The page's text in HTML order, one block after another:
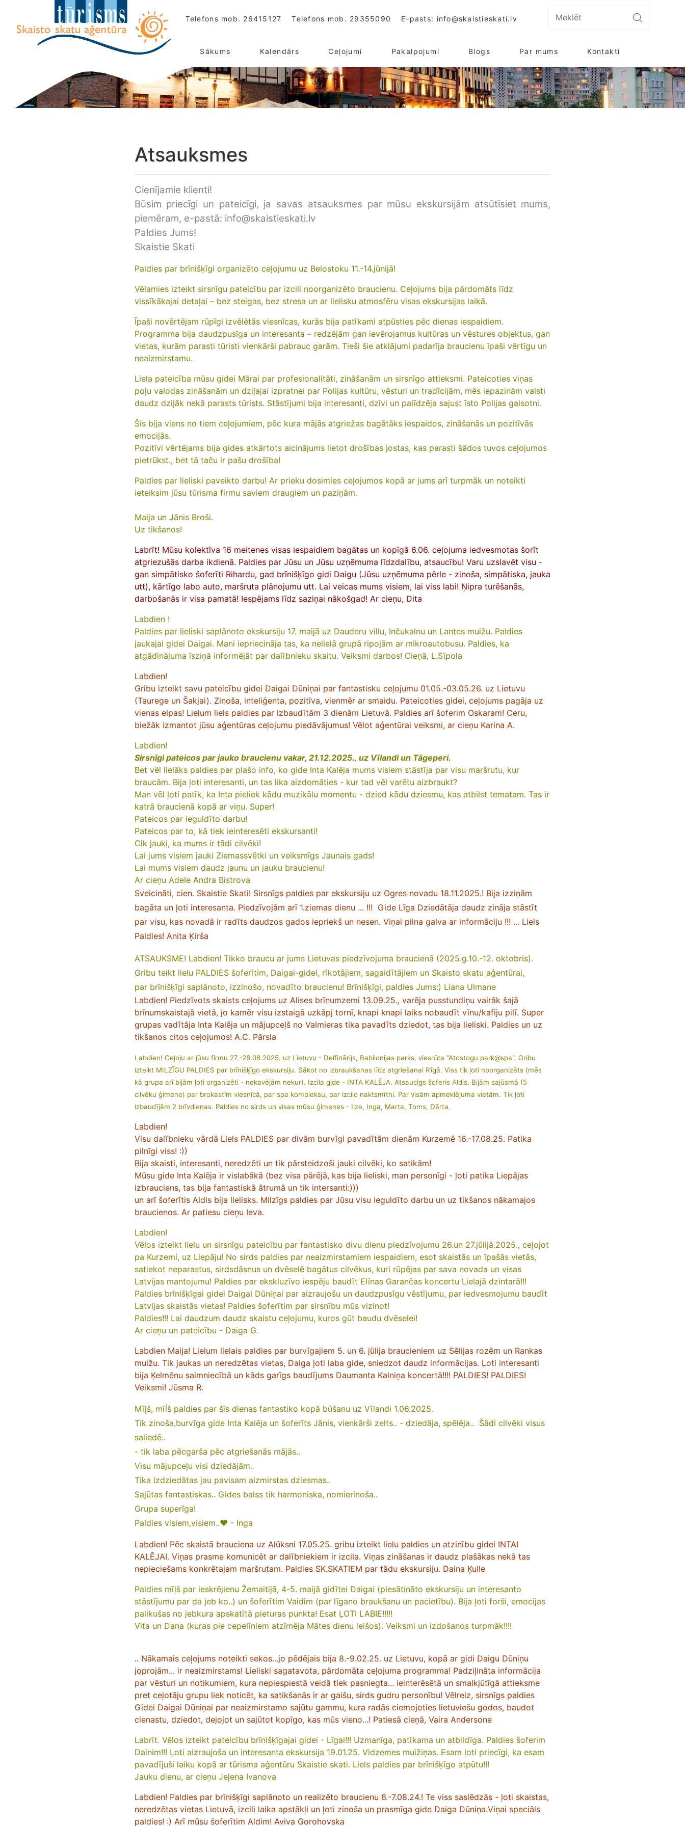
Telefons mob. 26415127 Telefons mob. 29355090 E-pasts: info@skaistieskati.lv
Sākums Kalendārs Ceļojumi Pakalpojumi Blogs Par mums Kontakti
Atsauksmes
Cienījamie klienti!
Būsim priecīgi un pateicīgi, ja savas atsauksmes par mūsu ekskursijām atsūtīsiet mums,
piemēram, e-pastā: info@skaistieskati.lv
Paldies Jums!
Skaistie Skati
Paldies par brīnišķīgi organizēto ceļojumu uz Belostoku 11.-14.jūnijā!
Vēlamies izteikt sirsnīgu pateicību par izcili noorganizēto braucienu. Ceļojums bija pārdomāts līdz
vissīkākajai detaļai – bez steigas, bez stresa un ar lielisku atmosfēru visas ekskursijas laikā.
Īpaši novērtējam rūpīgi izvēlētās viesnīcas, kurās bija patīkami atpūsties pēc dienas iespaidiem.
Programma bija daudzpusīga un interesanta – redzējām gan ievērojamus kultūras un vēstures objektus, gan
vietas, kurām parasti tūristi vienkārši pabrauc garām. Tieši šie atklājumi padarīja braucienu īpaši vērtīgu un
neaizmirstamu.
Liela pateicība mūsu gidei Mārai par profesionalitāti, zināšanām un sirsnīgo attieksmi. Pateicoties viņas
poļu valodas zināšanām un dziļajai izpratnei par Polijas kultūru, vēsturi un tradīcijām, mēs iepazinām valsti
daudz dziļāk nekā parasts tūrists. Stāstījumi bija interesanti, dzīvi un palīdzēja sajust īsto Polijas gaisotni.
Šis bija viens no tiem ceļojumiem, pēc kura mājās atgriežas bagātāks iespaidos, zināšanās un pozitīvās
emocijās.
Pozitīvi vērtējams bija gides atkārtots aicinājums lietot drošības jostas, kas parasti šādos tuvos ceļojumos
pietrūkst., bet tā taču ir pašu drošība!
Paldies par lieliski paveikto darbu! Ar prieku dosimies ceļojumos kopā ar jums arī turpmāk un noteikti
ieteiksim jūsu tūrisma firmu saviem draugiem un paziņām.
Maija un Jānis Broši.
Uz tikšanos!
Labrīt! Mūsu kolektīva 16 meitenes visas iespaidiem bagātas un kopīgā 6.06. ceļojuma iedvesmotas šorīt
atgriezušās darba ikdienā. Paldies par Jūsu un Jūsu uzņēmuma līdzdalību, atsaucību! Varu uzslavēt visu -
gan simpātisko šoferīti Rihardu, gad brīnišķīgo gidi Daigu (Jūsu uzņēmuma pērle - zinoša, simpātiska, jauka
utt), kārtīgo labo auto, maršruta plānojumu utt. Lai veicas mums visiem, lai viss labi! Ņipra turēšanās,
darbošanās ir visa pamatā! Iespējams līdz saziņai nākošgad! Ar cieņu, Dita
Labdien !
Paldies par lieliski saplānoto ekskursiju 17. maijā uz Dauderu villu, Inčukalnu un Lantes muižu. Paldies
jaukajai gidei Daigai. Mani iepriecināja tas, ka nelielā grupā ripojām ar mikroautobusu. Paldies, ka
atgādinājuma īsziņā informējāt par dalībnieku skaitu. Veiksmi darbos! Cieņā, L.Sīpola
Labdien!
Gribu izteikt savu pateicību gidei Daigai Dūniņai par fantastisku ceļojumu 01.05.-03.05.26. uz Lietuvu
(Taurege un Šakjai). Zinoša, inteliģenta, pozitīva, vienmēr ar smaidu. Pateicoties gidei, ceļojums pagāja uz
vienas elpas! Lielum liels paldies par izbaudītām 3 dienām Lietuvā. Paldies arī šoferim Oskaram! Ceru,
biežāk izmantot jūsu aģentūras ceļojumu piedāvājumus! Vēlot aģentūrai veiksmi, ar cieņu Karina A.
Labdien!
Sirsnīgi pateicos par jauko braucienu vakar, 21.12.2025., uz Vīlandi un Tāgeperi.
Bet vēl lielāks paldies par plašo info, ko gide Inta Kalēja mums visiem stāstīja par visu maršrutu, kur
braucām. Bija ļoti interesanti, un tas lika aizdomāties - kur tad vēl varētu aizbraukt?
Man vēl ļoti patīk, ka Inta pieliek kādu muzikālu momentu - dzied kādu dziesmu, kas atbilst tematam. Tas ir
katrā braucienā kopā ar viņu. Super!
Pateicos par ieguldīto darbu!
Pateicos par to, kā tiek ieinteresēti ekskursanti!
Cik jauki, ka mums ir tādi cilvēki!
Lai jums visiem jauki Ziemassvētki un veiksmīgs Jaunais gads!
Lai mums visiem daudz jaunu un jauku braucienu!
Ar cieņu Adele Andra Bistrova
Sveicināti, cien. Skaistie Skati! Sirsnīgs paldies par ekskursiju uz Ogres novadu 18.11.2025.! Bija izziņām
bagāta un ļoti interesanta. Piedzīvojām arī 1.ziemas dienu ... !!! Gide Līga Dziedātāja daudz zināja stāstīt
par visu, kas novadā ir radīts daudzos gados iepriekš un nesen. Viņai pilna galva ar informāciju !!! ... Liels
Paldies! Anita Ķirša
ATSAUKSME! Labdien! Tikko braucu ar jums Lietuvas piedzīvojuma braucienā (2025.g.10.-12. oktobris).
Gribu teikt lielu PALDIES šoferītim, Daigai-gidei, rīkotājiem, sagaidītājiem un Skaisto skatu aģentūrai,
par brīnišķīgi saplānoto, izzinošo, novadīto braucienu! Brīnišķīgi, paldies Jums:) Liana Ulmane
Labdien! Piedzīvots skaists ceļojums uz Alises brīnumzemi 13.09.25., varēja pusstundiņu vairāk šajā
brīnumskaistajā vietā, jo kamēr visu izstaigā uzkāpj tornī, knapi knapi laiks nobaudīt vīnu/kafiju pilī. Super
grupas vadītāja Inta Kalēja un mājupceļš no Valmieras tika pavadīts dziedot, tas bija lieliski. Paldies un uz
tikšanos citos ceļojumos! A.C. Pārsla
Labdien! Ceļoju ar jūsu firmu 27.-28.08.2025. uz Lietuvu - Delfinārijs, Babilonijas parks, viesnīca "Atostogu park@spa". Gribu
izteikt MILZĪGU PALDIES par brīnišķīgo ekskursiju. Sākot no izbraukšanas līdz atgriešanai Rīgā. Viss tik ļoti noorganizēts (mēs
kā grupa arī bijām ļoti organizēti - nekavējām nekur). Izcila gide - INTA KALĒJA. Atsaucīgs šoferis Aldis. Bijām sajūsmā (5
cilvēku ģimene) par brokastīm viesnīcā, par spa kompleksu, par izcilo naktsmītni. Par visām apmeklējuma vietām. Tik ļoti
izbaudījām 2 brīvdienas. Paldies no sirds un visas mūsu ģimenes - Ilze, Inga, Marta, Toms, Dārta.
Labdien!
Visu dalībnieku vārdā Liels PALDIES par divām burvīgi pavadītām dienām Kurzemē 16.-17.08.25. Patika
pilnīgi viss! :))
Bija skaisti, interesanti, neredzēti un tik pārsteidzoši jauki cilvēki, ko satikām!
Mūsu gide Inta Kalēja ir vislabākā (bez visa pārējā, kas bija lieliski, man personīgi - ļoti patika Liepājas
izbrauciens, tas bija fantastiskā ātrumā un tik intersanti:)))
un arī šoferītis Aldis bija lielisks. Milzīgs paldies par Jūsu visu ieguldīto darbu un uz tikšanos nākamajos
braucienos. Ar patiesu cieņu Ieva.
Labdien!
Vēlos izteikt lielu un sirsnīgu pateicību par fantastisko divu dienu piedzīvojumu 26.un 27.jūlijā.2025., ceļojot
pa Kurzemi, uz Liepāju! No sirds paldies par neaizmirstamiem iespaidiem, esot skaistās un īpašās vietās,
satiekot neparastus, sirdsdāsnus un dvēselē bagātus cilvēkus, kuri rūpējas par sava novada un visas
Latvijas mantojumu! Paldies par ekskluzīvo iespēju baudīt Elīnas Garančas koncertu Lielajā dzintarā!!!
Paldies brīnišķīgai gidei Daigai Dūniņai par aizraujošu un daudzpusīgu vēstījumu, par iedvesmojumu baudīt
Latvijas skaistās vietas! Paldies šoferītim par sirsnību mūs vizinot!
Paldies!!! Lai daudzum daudz skaistu ceļojumu, kuros gūt baudu dvēselei!
Ar cieņu un pateicību - Daiga G.
Labdien Maija! Lielum lielais paldies par burvīgajiem 5. un 6. jūlija braucieniem uz Sēlijas rozēm un Rankas
muižu. Tik jaukas un neredzētas vietas, Daiga ļoti laba gide, sniedzot daudz informācijas. Ļoti interesanti
bija Ķelmēnu saimniecībā un kāds garīgs baudījums Daumanta Kalniņa koncertā!!!! PALDIES! PALDIES!
Veiksmi! Jūsma R.
Mīļš, mīĺš paldies par šīs dienas fantastiko kopā būšanu uz Vīlandi 1.06.2025.
Tik zinoša,burvīga gide Inta Kalēja un šoferīts Jānis, vienkārši zelts.. - dziedāja, spēlēja.. Šādi cilvēki visus
saliedē..
- tik laba pēcgarša pēc atgriešanās mājās..
Visu mājupceļu visi dziedājām..
Tika izdziedātas jau pavisam aizmirstas dziesmas..
Sajūtas fantastiskas.. Gides balss tik harmoniska, nomierinoša..
Grupa superīga!
Paldies visiem,visiem..❤️ - Inga
Labdien! Pēc skaistā brauciena uz Alūksni 17.05.25. gribu izteikt lielu paldies un atzinību gidei INTAI
KALĒJAI. Viņas prasme komunicēt ar dalībniekiem ir izcila. Viņas zināšanas ir daudz plašākas nekā tas
nepieciešams konkrētajam maršrutam. Paldies SK.SKATIEM par tādu ekskursiju. Daina Ķulle
Paldies mīļš par ieskrējienu Žemaitijā, 4-5. maijā gidītei Daigai (piesātināto ekskursiju un interesanto
stāstījumu par da jeb ko..) un šoferītim Vaidim (par līgano braukšanu un pacietību). Bija ļoti forši, emocijas
palikušas no jebkura apskatītā pieturas punkta! Esat ĻOTI LABIE!!!!!
Vita un Dana (kuras pie cepelīniem atzīmēja Mātes dienu leišos). Veiksmi un izdošanos turpmāk!!!!
.. Nākamais ceļojums noteikti sekos...jo pēdējais bija 8.-9.02.25. uz Lietuvu, kopā ar gidi Daigu Dūniņu
joprojām... ir neaizmirstams! Lieliski sagatavota, pārdomāta ceļojuma programma! Padziļināta informācija
par vēsturi un notikumiem, kura nepiespiestā veidā tiek pasniegta... ieinterēsētā un smalkjūtīgā attieksme
pret ceļotāju grupu liek noticēt, ka satikšanās ir ar gaišu, sirds gudru personību! Vēlreiz, sirsnīgs paldies
Gidei Daigai Dūniņai par neaizmirstamo sajūtu gammu, kura radās ciemojoties lietuviešu godos, baudot
cienastu, dziedot, dejojot un sajūtot kopīgo, kas mūs vieno...! Patiesā cieņā, Vaira Andersone
Labrīt. Vēlos izteikt pateicību brīnišķīgajai gidei - Līgai!!! Uzmanīga, patīkama un atbildīga. Paldies šoferim
Dainim!!! Ļoti aizraujoša un interesanta ekskursija 19.01.25. Vidzemes muižiņas. Esam ļoti priecīgi, ka esam
pavadījuši laiku kopā ar tūrisma aģentūru Skaistie skati. Liels paldies par brīnišķīgo atpūtu!!!
Jauku dienu, ar cieņu Jeļena Ivanova
Labdien! Paldies par brīnišķīgi saplānoto un realizēto braucienu 6.-7.08.24.! Te viss saslēdzās - ļoti skaistas,
neredzētas vietas Lietuvā, izcili laika apstākļi un ļoti zinoša un prasmīga gide Daiga Dūniņa.Viņai speciāls
paldies! :) Arī mūsu šoferītim Aldim! Aviva Gorohovska